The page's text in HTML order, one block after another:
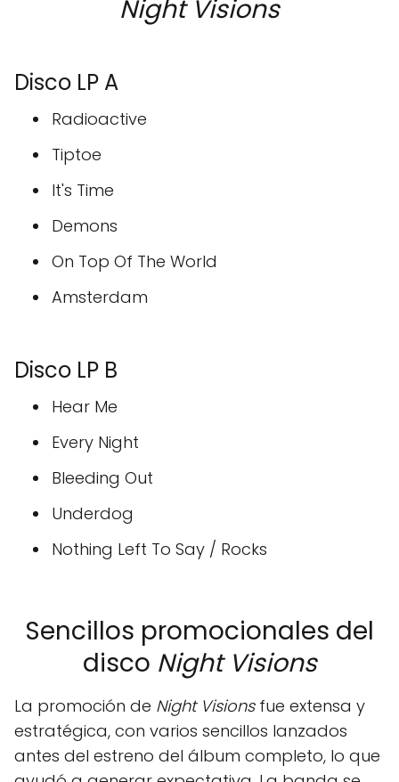
Night Visions
Disco LP A
Radioactive
Tiptoe
It's Time
Demons
On Top Of The World
Amsterdam
Disco LP B
Hear Me
Every Night
Bleeding Out
Underdog
Nothing Left To Say / Rocks
Sencillos promocionales del
disco Night Visions
La promoción de Night Visionsfue extensa y
estratégica, con varios sencillos lanzados
antes del estreno del álbum completo, lo que